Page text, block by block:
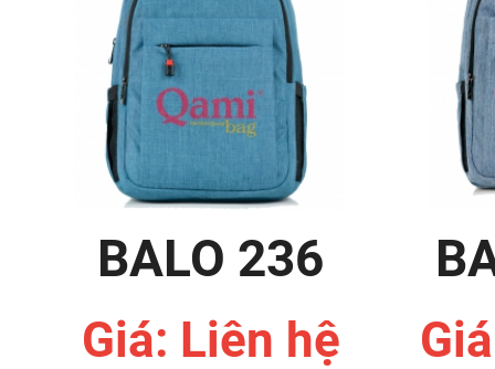
BALO 236
Giá: Liên hệ